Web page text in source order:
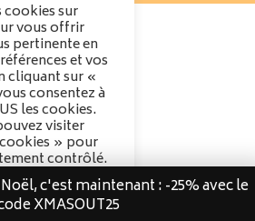
cookies sur
vous offrir
pertinente en
et vos
cliquant sur «
consentez à
les cookies.
visiter
» pour
contrôlé.
c'est maintenant : -25% avec le
XMASOUT25